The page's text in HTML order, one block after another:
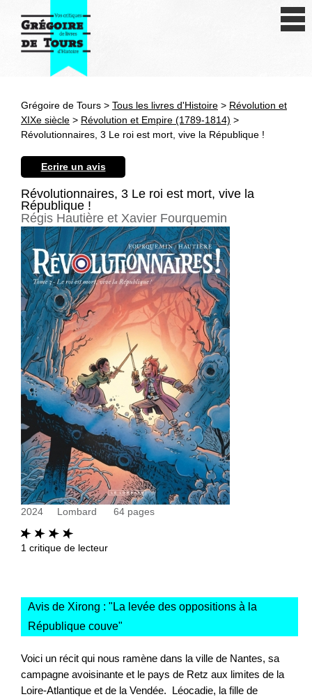
Antiquité
XXe siècle
Autres civilisations
Thématiques
Grégoire de Tours > Tous les livres d'Histoire > Révolution et
XIXe siècle > Révolution et Empire (1789-1814) >
Révolutionnaires, 3 Le roi est mort, vive la République !
Ecrire un avis
Révolutionnaires, 3 Le roi est mort, vive la
République !
Régis Hautière et Xavier Fourquemin
2024 Lombard 64 pages
1 critique de lecteur
Avis de Xirong : " La levée des oppositions à la
République couve"
Voici un récit qui nous ramène dans la ville de Nantes, sa
campagne avoisinante et le pays de Retz aux limites de la
Loire-Atlantique et de la Vendée. Léocadie, la fille de